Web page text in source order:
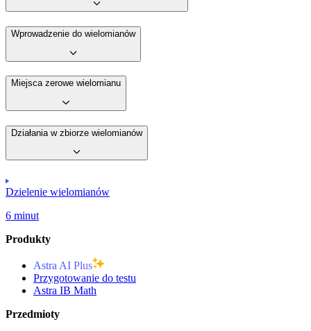
Wprowadzenie do wielomianów
Miejsca zerowe wielomianu
Działania w zbiorze wielomianów
Dzielenie wielomianów
6 minut
Produkty
Astra AI Plus
Przygotowanie do testu
Astra IB Math
Przedmioty